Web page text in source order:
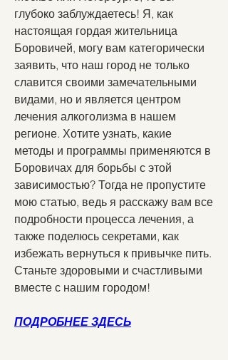
глубоко заблуждаетесь! Я, как
настоящая гордая жительница
Боровичей, могу вам категорически
заявить, что наш город не только
славится своими замечательными
видами, но и является центром
лечения алкоголизма в нашем
регионе. Хотите узнать, какие
методы и программы применяются в
Боровичах для борьбы с этой
зависимостью? Тогда не пропустите
мою статью, ведь я расскажу вам все
подробности процесса лечения, а
также поделюсь секретами, как
избежать вернуться к привычке пить.
Станьте здоровыми и счастливыми
вместе с нашим городом!
ПОДРОБНЕЕ ЗДЕСЬ